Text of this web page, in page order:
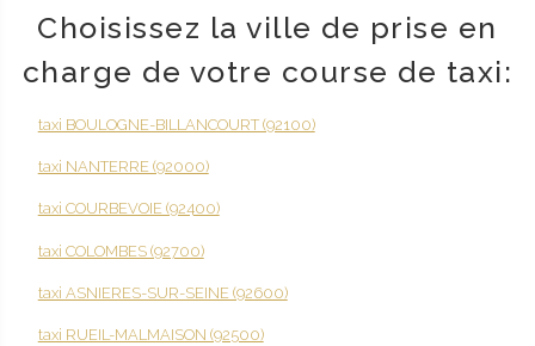
Choisissez la ville de prise en
charge de votre course de taxi:
taxi BOULOGNE-BILLANCOURT (92100)
taxi NANTERRE (92000)
taxi COURBEVOIE (92400)
taxi COLOMBES (92700)
taxi ASNIERES-SUR-SEINE (92600)
taxi RUEIL-MALMAISON (92500)